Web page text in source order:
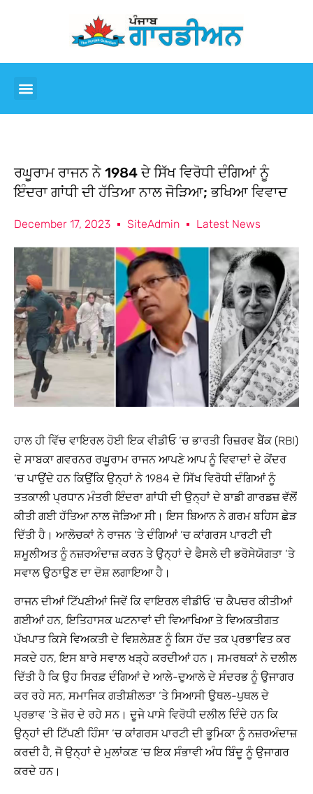
ਰਘੂਰਾਮ ਰਾਜਨ ਨੇ 1984 ਦੇ ਸਿੱਖ ਵਿਰੋਧੀ ਦੰਗਿਆਂ ਨੂੰ
ਇੰਦਰਾ ਗਾਂਧੀ ਦੀ ਹੱਤਿਆ ਨਾਲ ਜੋੜਿਆ; ਭਖਿਆ ਵਿਵਾਦ
December 17, 2023 SiteAdmin Latest News
ਹਾਲ ਹੀ ਵਿੱਚ ਵਾਇਰਲ ਹੋਈ ਇਕ ਵੀਡੀਓ ‘ਚ ਭਾਰਤੀ ਰਿਜ਼ਰਵ ਬੈਂਕ (RBI)
ਦੇ ਸਾਬਕਾ ਗਵਰਨਰ ਰਘੂਰਾਮ ਰਾਜਨ ਆਪਣੇ ਆਪ ਨੂੰ ਵਿਵਾਦਾਂ ਦੇ ਕੇਂਦਰ
‘ਚ ਪਾਉਂਦੇ ਹਨ ਕਿਉਂਕਿ ਉਨ੍ਹਾਂ ਨੇ 1984 ਦੇ ਸਿੱਖ ਵਿਰੋਧੀ ਦੰਗਿਆਂ ਨੂੰ
ਤਤਕਾਲੀ ਪ੍ਰਧਾਨ ਮੰਤਰੀ ਇੰਦਰਾ ਗਾਂਧੀ ਦੀ ਉਨ੍ਹਾਂ ਦੇ ਬਾਡੀ ਗਾਰਡਜ਼ ਵੱਲੋਂ
ਕੀਤੀ ਗਈ ਹੱਤਿਆ ਨਾਲ ਜੋੜਿਆ ਸੀ। ਇਸ ਬਿਆਨ ਨੇ ਗਰਮ ਬਹਿਸ ਛੇੜ
ਦਿੱਤੀ ਹੈ। ਆਲੋਚਕਾਂ ਨੇ ਰਾਜਨ ‘ਤੇ ਦੰਗਿਆਂ ‘ਚ ਕਾਂਗਰਸ ਪਾਰਟੀ ਦੀ
ਸ਼ਮੂਲੀਅਤ ਨੂੰ ਨਜ਼ਰਅੰਦਾਜ਼ ਕਰਨ ਤੇ ਉਨ੍ਹਾਂ ਦੇ ਫੈਸਲੇ ਦੀ ਭਰੋਸੇਯੋਗਤਾ ‘ਤੇ
ਸਵਾਲ ਉਠਾਉਣ ਦਾ ਦੋਸ਼ ਲਗਾਇਆ ਹੈ।
ਰਾਜਨ ਦੀਆਂ ਟਿੱਪਣੀਆਂ ਜਿਵੇਂ ਕਿ ਵਾਇਰਲ ਵੀਡੀਓ ‘ਚ ਕੈਪਚਰ ਕੀਤੀਆਂ
ਗਈਆਂ ਹਨ, ਇਤਿਹਾਸਕ ਘਟਨਾਵਾਂ ਦੀ ਵਿਆਖਿਆ ਤੇ ਵਿਅਕਤੀਗਤ
ਪੱਖਪਾਤ ਕਿਸੇ ਵਿਅਕਤੀ ਦੇ ਵਿਸ਼ਲੇਸ਼ਣ ਨੂੰ ਕਿਸ ਹੱਦ ਤਕ ਪ੍ਰਭਾਵਿਤ ਕਰ
ਸਕਦੇ ਹਨ, ਇਸ ਬਾਰੇ ਸਵਾਲ ਖੜ੍ਹੇ ਕਰਦੀਆਂ ਹਨ। ਸਮਰਥਕਾਂ ਨੇ ਦਲੀਲ
ਦਿੱਤੀ ਹੈ ਕਿ ਉਹ ਸਿਰਫ਼ ਦੰਗਿਆਂ ਦੇ ਆਲੇ-ਦੁਆਲੇ ਦੇ ਸੰਦਰਭ ਨੂੰ ਉਜਾਗਰ
ਕਰ ਰਹੇ ਸਨ, ਸਮਾਜਿਕ ਗਤੀਸ਼ੀਲਤਾ ‘ਤੇ ਸਿਆਸੀ ਉਥਲ-ਪੁਥਲ ਦੇ
ਪ੍ਰਭਾਵ ‘ਤੇ ਜ਼ੋਰ ਦੇ ਰਹੇ ਸਨ। ਦੂਜੇ ਪਾਸੇ ਵਿਰੋਧੀ ਦਲੀਲ ਦਿੰਦੇ ਹਨ ਕਿ
ਉਨ੍ਹਾਂ ਦੀ ਟਿੱਪਣੀ ਹਿੰਸਾ ‘ਚ ਕਾਂਗਰਸ ਪਾਰਟੀ ਦੀ ਭੂਮਿਕਾ ਨੂੰ ਨਜ਼ਰਅੰਦਾਜ਼
ਕਰਦੀ ਹੈ, ਜੋ ਉਨ੍ਹਾਂ ਦੇ ਮੁਲਾਂਕਣ ‘ਚ ਇਕ ਸੰਭਾਵੀ ਅੰਧ ਬਿੰਦੂ ਨੂੰ ਉਜਾਗਰ
ਕਰਦੇ ਹਨ।